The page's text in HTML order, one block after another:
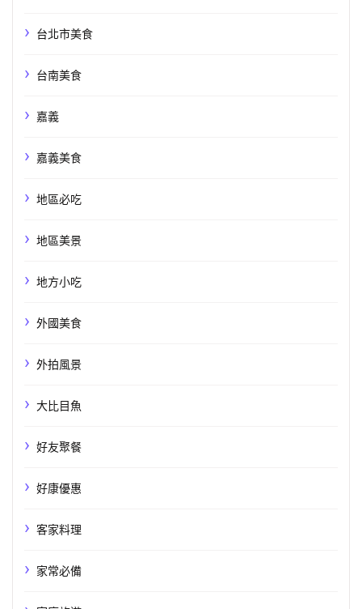
台北市美食
台南美食
嘉義
嘉義美食
地區必吃
地區美景
地方小吃
外國美食
外拍風景
大比目魚
好友聚餐
好康優惠
客家料理
家常必備